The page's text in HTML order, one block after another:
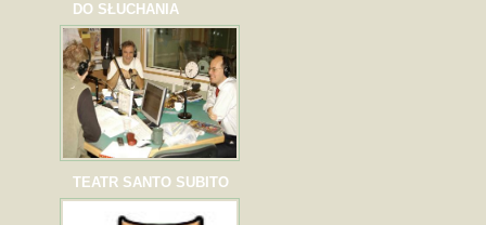
DO SŁUCHANIA
TEATR SANTO SUBITO